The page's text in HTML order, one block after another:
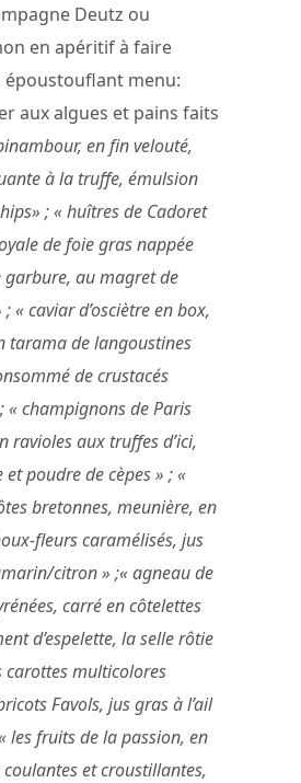
Deutz ou
en apéritif à faire
époustouflant menu:
aux algues et pains faits
en fin velouté,
à la truffe, émulsion
; « huîtres de Cadoret
de foie gras nappée
garbure, au magret de
« caviar d’osciètre en box,
tarama de langoustines
de crustacés
« champignons de Paris
ravioles aux truffes d’ici,
poudre de cèpes » ; «
bretonnes, meunière, en
fleurs caramélisés, jus
citron » ;« agneau de
carré en côtelettes
d’espelette, la selle rôtie
carottes multicolores
Favols, jus gras à l’ail
les fruits de la passion, en
et croustillantes,